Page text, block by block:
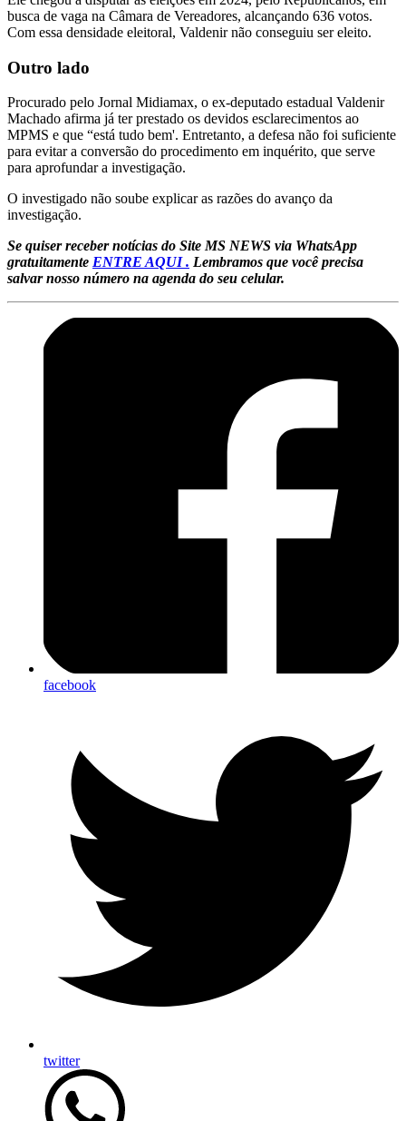
busca de vaga na Câmara de Vereadores, alcançando 636 votos.
Com essa densidade eleitoral, Valdenir não conseguiu ser eleito.
Outro lado
Procurado pelo Jornal Midiamax, o ex-deputado estadual Valdenir
Machado afirma já ter prestado os devidos esclarecimentos ao
MPMS e que “está tudo bem'. Entretanto, a defesa não foi suficiente
para evitar a conversão do procedimento em inquérito, que serve
para aprofundar a investigação.
O investigado não soube explicar as razões do avanço da
investigação.
Se quiser receber notícias do Site MS NEWS via WhatsApp
gratuitamente ENTRE AQUI . Lembramos que você precisa
salvar nosso número na agenda do seu celular.
facebook
twitter